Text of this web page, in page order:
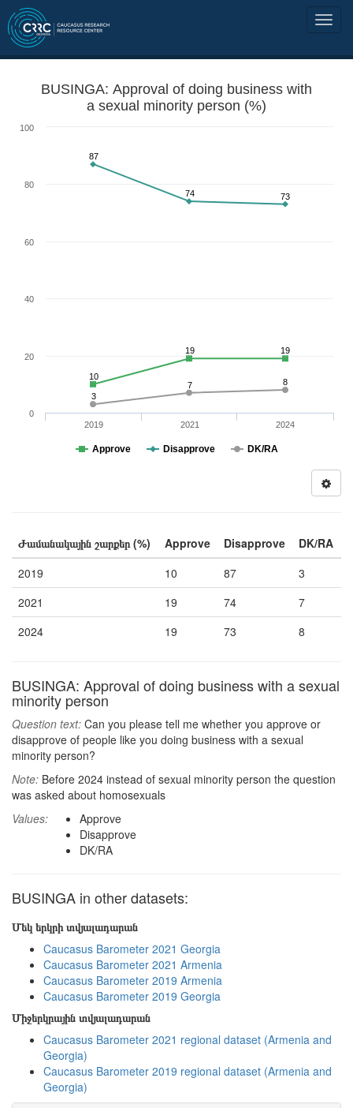
BUSINGA: Approval of doing business with
a sexual minority person (%)
3
7 8
87
74 73
10
19 19
Approve Disapprove DK/RA
2019 2021 2024
0
20
40
60
80
100
Ժամանակային շարքեր (%) Approve Disapprove
DK/RA
2019
10 87
3
2021
19 74
7
2024
19 73 8
BUSINGA: Approval of doing business with a sexual
minority person
Question text: Can you please tell me whether you approve or
disapprove of people like you doing business with a sexual
minority person?
Note: Before 2024 instead of sexual minority person the question
was asked about homosexuals
Values:
Approve
Disapprove
DK/RA
BUSINGA in other datasets:
Մեկ երկրի տվյալադարան
Caucasus Barometer 2021 Georgia
Caucasus Barometer 2021 Armenia
Caucasus Barometer 2019 Armenia
Caucasus Barometer 2019 Georgia
Միջերկրային տվյալադարան
Caucasus Barometer 2021 regional dataset (Armenia and
Georgia)
Caucasus Barometer 2019 regional dataset (Armenia and
Georgia)